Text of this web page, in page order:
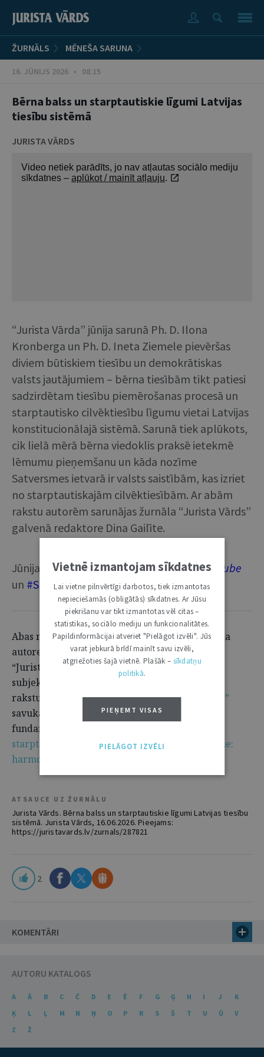
ŽURNĀLS MĒNEŠA SARUNA
16. JŪNIJS 2026 • 08:15
Bērna balss un starptautiskie līgumi Latvijas
tiesību sistēmā
JURISTA VĀRDS
“Jurista Vārda” jūnija sarunā Ph. D. Ilona
Kronberga un Ph. D. Ineta Ziemele pievēršas
diviem būtiskiem tiesību un demokrātiskas
valsts jautājumiem – bērna tiesībām tikt patiesi
sadzirdētam tiesību piemērošanas procesā un
starptautisko cilvēktiesību līgumu vietai Latvijas
konstitucionālajā sistēmā. Sarunā tiek aplūkots,
cik lielā mērā bērna viedoklis praksē ietekmē
lēmumu pieņemšanu un kāda nozīme
Satversmes ietvarā ir valsts saistībām, kas izriet
no starptautiskajām cilvēktiesībām. Ar abām
rakstu autorēm sarunājas žurnāla “Jurista Vārds”
galvenā redaktore Dina Gailīte.
Jūnija raidierakstu skaties un klausies#YouTube
un #Spotify.
Abas raidieraksta dalībnieces ir jūnija izdevuma
autores. Proti, Ph.D. Ilona Kronberga ir jūnija
“Jurista Vārda” rakstu kopas "Bērns kā tiesību
subjekts" viesredaktore un arī pati publicējusi
rakstu
“Par līdzdalības principu bērnu tiesībās,”
savukārt Ph.D. Ineta Ziemele ir sagatavojusi
fundamentālu rakstu
starptautiskie cilvēktiesību līgumi un Satversme:
harmonija, hierarhija, kontrole"
ATSAUCE UZ ŽURNĀLU
Jurista Vārds. Bērna balss un starptautiskie līgumi Latvijas tiesību
sistēmā. Jurista Vārds, 16.06.2026. Pieejams:
https://juristavards.lv/zurnals/287821
2
KOMENTĀRI
AUTORU KATALOGS
A Ā B C Č D E Ē F G Ģ H I J
K
Ķ
L Ļ M N Ņ O P R S Š T U Ū
V
Z
Ž
Vietnē izmantojam sīkdatnes
Lai vietne pilnvērtīgi darbotos, tiek izmantotas
nepieciešamās (obligātās) sīkdatnes. Ar Jūsu
piekrišanu var tikt izmantotas vēl citas –
statistikas, sociālo mediju un funkcionalitātes.
Papildinformācijai atveriet "Pielāgot izvēli". Jūs
varat jebkurā brīdī mainīt savu izvēli,
atgriežoties šajā vietnē. Plašāk – sīkdatņu
politikā.
PIEŅEMT VISAS
PIELĀGOT IZVĒLI